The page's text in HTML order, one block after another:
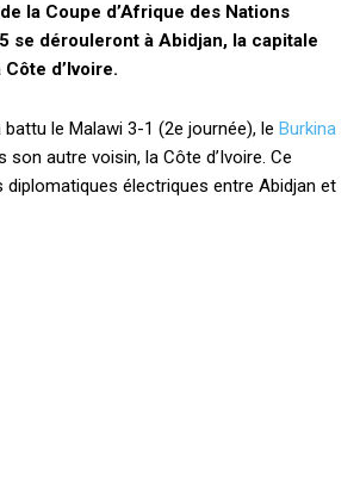
la Coupe d’Afrique des Nations
se dérouleront à Abidjan, la capitale
d’Ivoire.
le Malawi 3-1 (2e journée), le Burkina
son autre voisin, la Côte d’Ivoire. Ce
diplomatiques électriques entre Abidjan et